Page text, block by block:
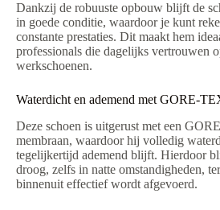
Dankzij de robuuste opbouw blijft de
in goede conditie, waardoor je kunt
constante prestaties. Dit maakt hem
professionals die dagelijks vertrouwen
werkschoenen.
Waterdicht en ademend met GORE-
Deze schoen is uitgerust met een
membraan, waardoor hij volledig
tegelijkertijd ademend blijft. Hierdoor
droog, zelfs in natte omstandigheden,
binnenuit effectief wordt afgevoerd.